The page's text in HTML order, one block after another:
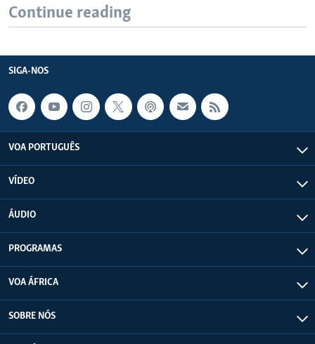
Continue reading
SIGA-NOS
VOA PORTUGUÊS
VÍDEO
ÁUDIO
PROGRAMAS
VOA ÁFRICA
SOBRE NÓS